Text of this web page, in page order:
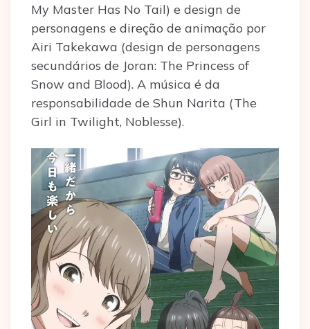
My Master Has No Tail) e design de
personagens e direção de animação por
Airi Takekawa (design de personagens
secundários de Joran: The Princess of
Snow and Blood). A música é da
responsabilidade de Shun Narita (The
Girl in Twilight, Noblesse).